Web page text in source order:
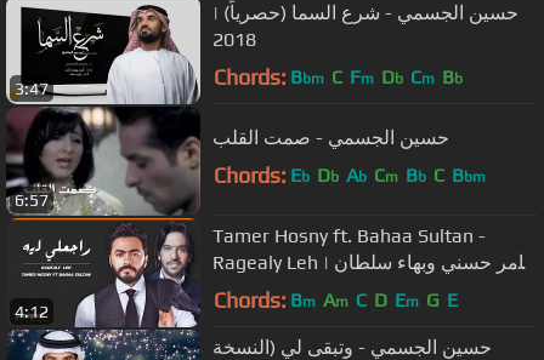
3:47
حسين الجسمي - شرع السما (حصرياً) |
2018
Chords: Bbm C Fm Db Cm Bb
6:57
حسين الجسمي - صمت القلب
Chords: Eb Db Ab Cm Bb C Bbm
4:12
Tamer Hosny ft. Bahaa Sultan -
Ragealy Leh | تامر حسني وبهاء سلطان
- راجعلي ليه
Chords: Bm Am C D Em G E
حسين الجسمي - وتبقى لي (النسخة